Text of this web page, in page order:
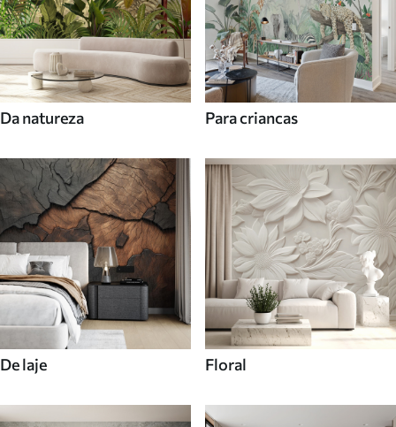
Da natureza Para criancas
De laje Floral